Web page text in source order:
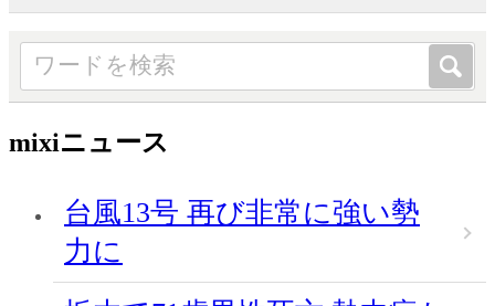
mixiニュース
台風13号 再び非常に強い勢
力に